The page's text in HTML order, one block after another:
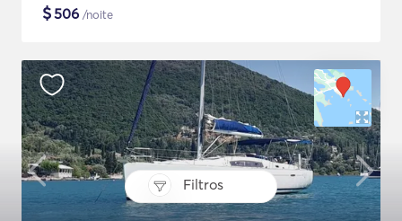
Filtros
$506 /noite